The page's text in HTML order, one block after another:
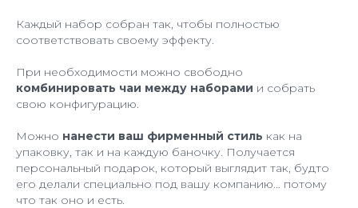
Каждый набор собран так, чтобы полностью
соответствовать своему эффекту.
При необходимости можно свободно
комбинировать чаи между наборами и собрать
свою конфигурацию.
Можно нанести ваш фирменный стиль как на
упаковку, так и на каждую баночку. Получается
персональный подарок, который выглядит так, будто
его делали специально под вашу компанию… потому
что так оно и есть.